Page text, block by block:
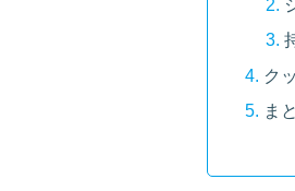
ク
ま